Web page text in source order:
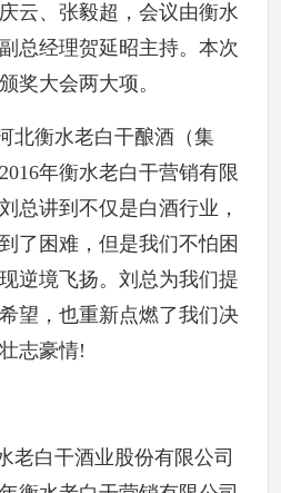
云、张毅超，会议由衡水
总经理贺延昭主持。本次
奖大会两大项。
北衡水老白干酿酒（集
年衡水老白干营销有限
总讲到不仅是白酒行业，
了困难，但是我们不怕困
逆境飞扬。刘总为我们提
望，也重新点燃了我们决
志豪情!
老白干酒业股份有限公司